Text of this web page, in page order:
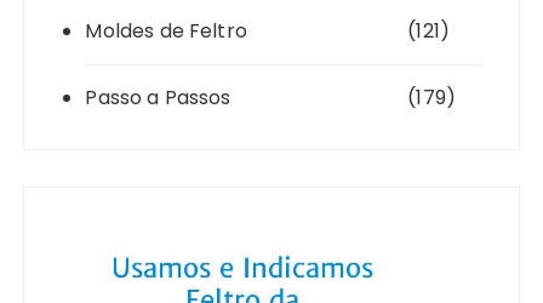
Moldes de Feltro (121)
Passo a Passos (179)